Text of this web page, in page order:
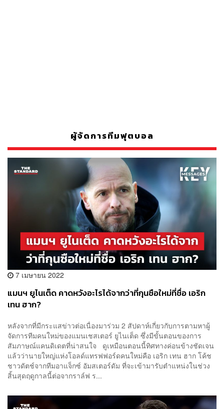
ผู้จัดการทีมฟุตบอล
7 เมษายน 2022
แมนฯ ยูไนเต็ด คาดหวังอะไรได้จากว่าที่กุนซือใหม่ที่ชื่อ เอริก
เทน​ ฮาก?
หลังจากที่มีกระแสข่าวต่อเนื่องมาร่วม 2 สัปดาห์เกี่ยวกับการตามหาผู้
จัดการทีมคนใหม่ของแมนเชสเตอร์ ยูไนเต็ด ซึ่งมีขั้นตอนของการ
สัมภาษณ์แคนดิเดตที่น่าสนใจ ดูเหมือนตอนนี้ทิศทางค่อนข้างชัดเจน
แล้วว่านายใหญ่แห่งโอลด์แทรฟฟอร์ดคนใหม่คือ เอริก เทน ฮาก โค้ช
ชาวดัตช์จากทีมอาแจ็กซ์ อัมสเตอร์ดัม ที่จะเข้ามารับตำแหน่งในช่วง
สิ้นสุดฤดูกาลนี้ต่อจากราล์ฟ ร...